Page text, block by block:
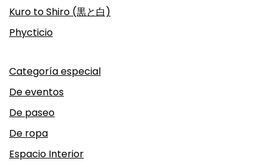
Kuro to Shiro (黒と白)
Phycticio
Categoría especial
De eventos
De paseo
De ropa
Espacio Interior